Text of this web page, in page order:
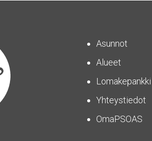
Asunnot
Alueet
Lomakepankki
Yhteystiedot
OmaPSOAS